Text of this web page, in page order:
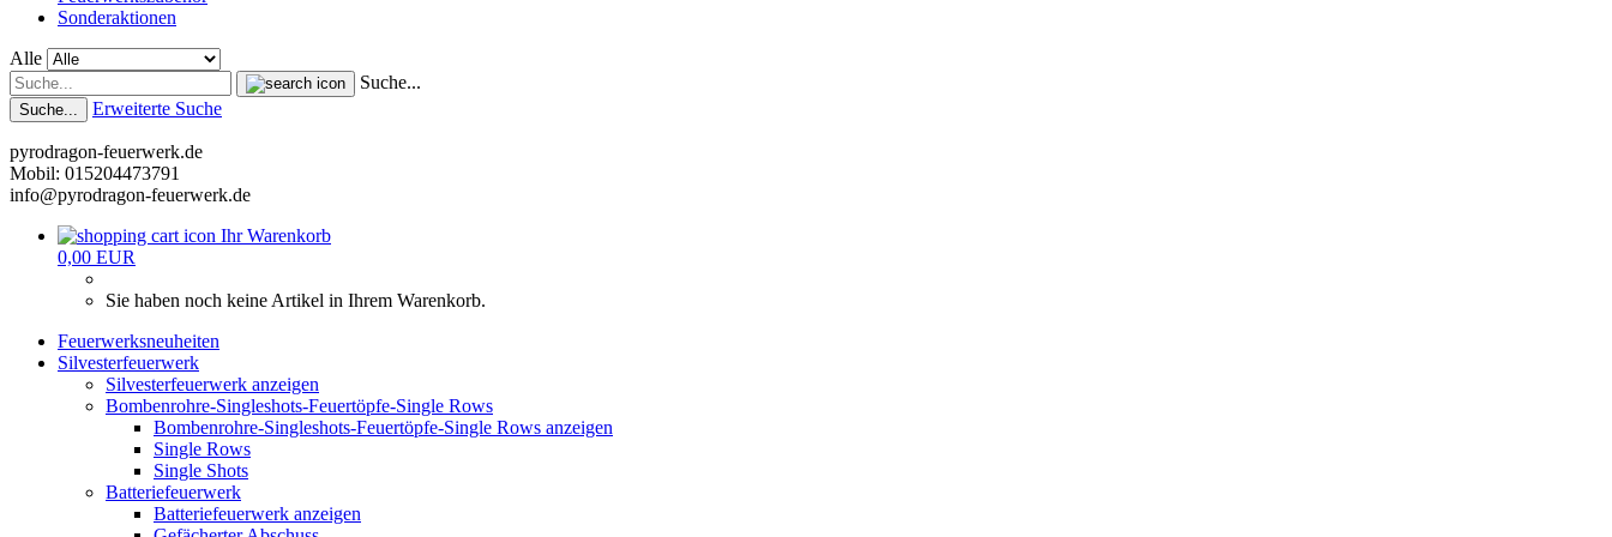
Sonderaktionen
Alle
Suche...
Suche... Erweiterte Suche
pyrodragon-feuerwerk.de
Mobil: 015204473791
info@pyrodragon-feuerwerk.de
Ihr Warenkorb
0,00 EUR
Sie haben noch keine Artikel in Ihrem Warenkorb.
Feuerwerksneuheiten
Silvesterfeuerwerk
Silvesterfeuerwerk anzeigen
Bombenrohre-Singleshots-Feuertöpfe-Single Rows
Bombenrohre-Singleshots-Feuertöpfe-Single Rows anzeigen
Single Rows
Single Shots
Batteriefeuerwerk
Batteriefeuerwerk anzeigen